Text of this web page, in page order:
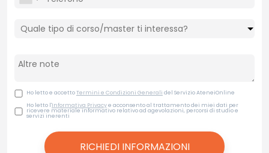
Ho letto e accettoTermini e Condizioni Generali del Servizio AteneiOnline
Ho letto l'Informativa Privacye acconsento al trattamento dei miei dati per
ricevere materiale informativo relativo ad agevolazioni, percorsi di studio e
servizi inerenti